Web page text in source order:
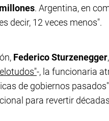
. Argentina, en
decir, 12 veces menos".
Federico Sturzenegger
-, la funcionaria
de gobiernos
para revertir